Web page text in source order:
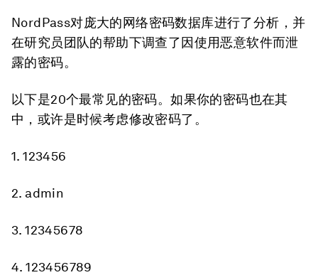
NordPass对庞大的网络密码数据库进行了分析，并
在研究员团队的帮助下调查了因使用恶意软件而泄
露的密码。
以下是20个最常见的密码。如果你的密码也在其
中，或许是时候考虑修改密码了。
1. 123456
2. admin
3. 12345678
4. 123456789